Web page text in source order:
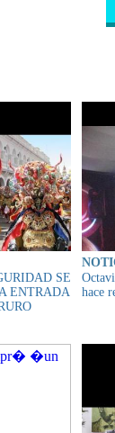
SE
ENTRADA
hace